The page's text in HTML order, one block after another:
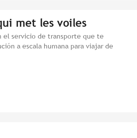
met les voiles
el servicio de transporte que te
a escala humana para viajar de